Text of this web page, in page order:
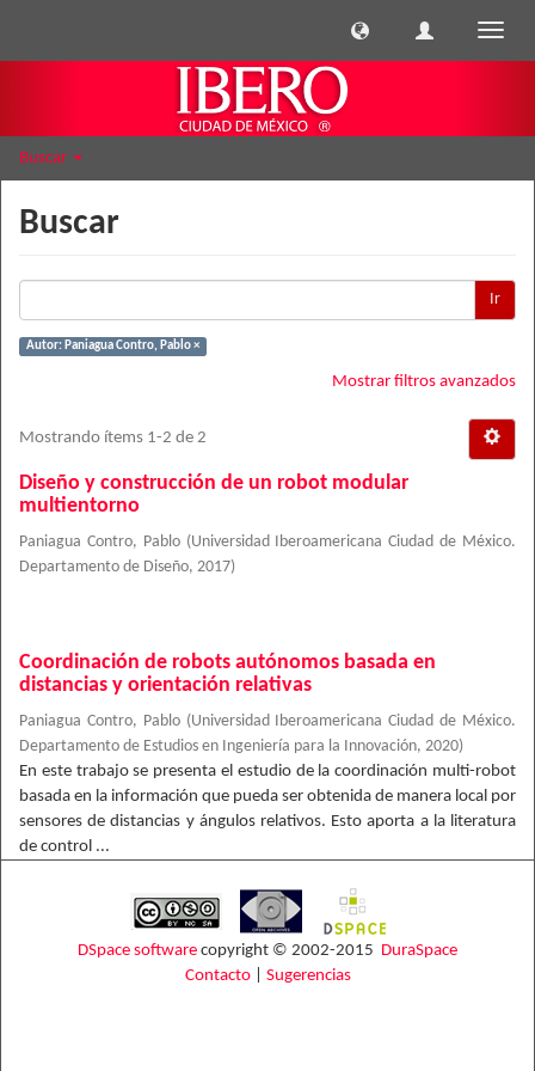
Buscar
Buscar
Ir
Autor: Paniagua Contro, Pablo ×
Mostrar filtros avanzados
Mostrando ítems 1-2 de 2
Diseño y construcción de un robot modular
multientorno
Paniagua Contro, Pablo (Universidad Iberoamericana Ciudad de México.
Departamento de Diseño, 2017)
Coordinación de robots autónomos basada en
distancias y orientación relativas
Paniagua Contro, Pablo (Universidad Iberoamericana Ciudad de México.
Departamento de Estudios en Ingeniería para la Innovación, 2020)
En este trabajo se presenta el estudio de la coordinación multi-robot
basada en la información que pueda ser obtenida de manera local por
sensores de distancias y ángulos relativos. Esto aporta a la literatura
de control ...
DSpace software copyright © 2002-2015 DuraSpace
Contacto| Sugerencias